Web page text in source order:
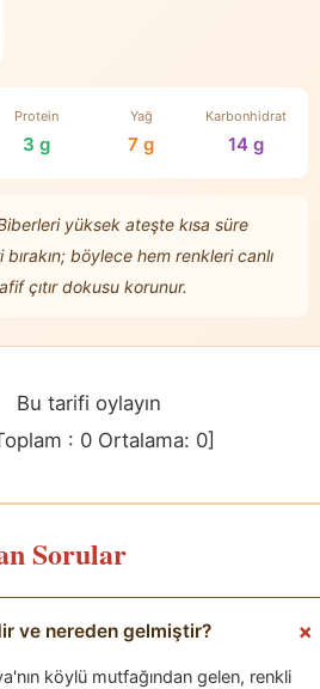
Protein
3 g
Yağ
7 g
Karbonhidrat
14 g
yüksek ateşte kısa süre
böylece hem renkleri canlı
çıtır dokusu korunur.
Bu tarifi oylayın
: 0 Ortalama: 0]
Sorular
ve nereden gelmiştir?
köylü mutfağından gelen, renkli